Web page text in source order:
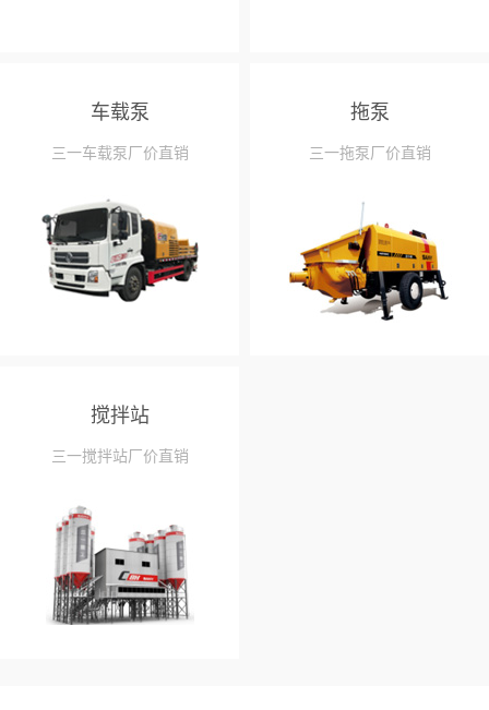
车载泵
三一车载泵厂价直销
拖泵
三一拖泵厂价直销
搅拌站
三一搅拌站厂价直销